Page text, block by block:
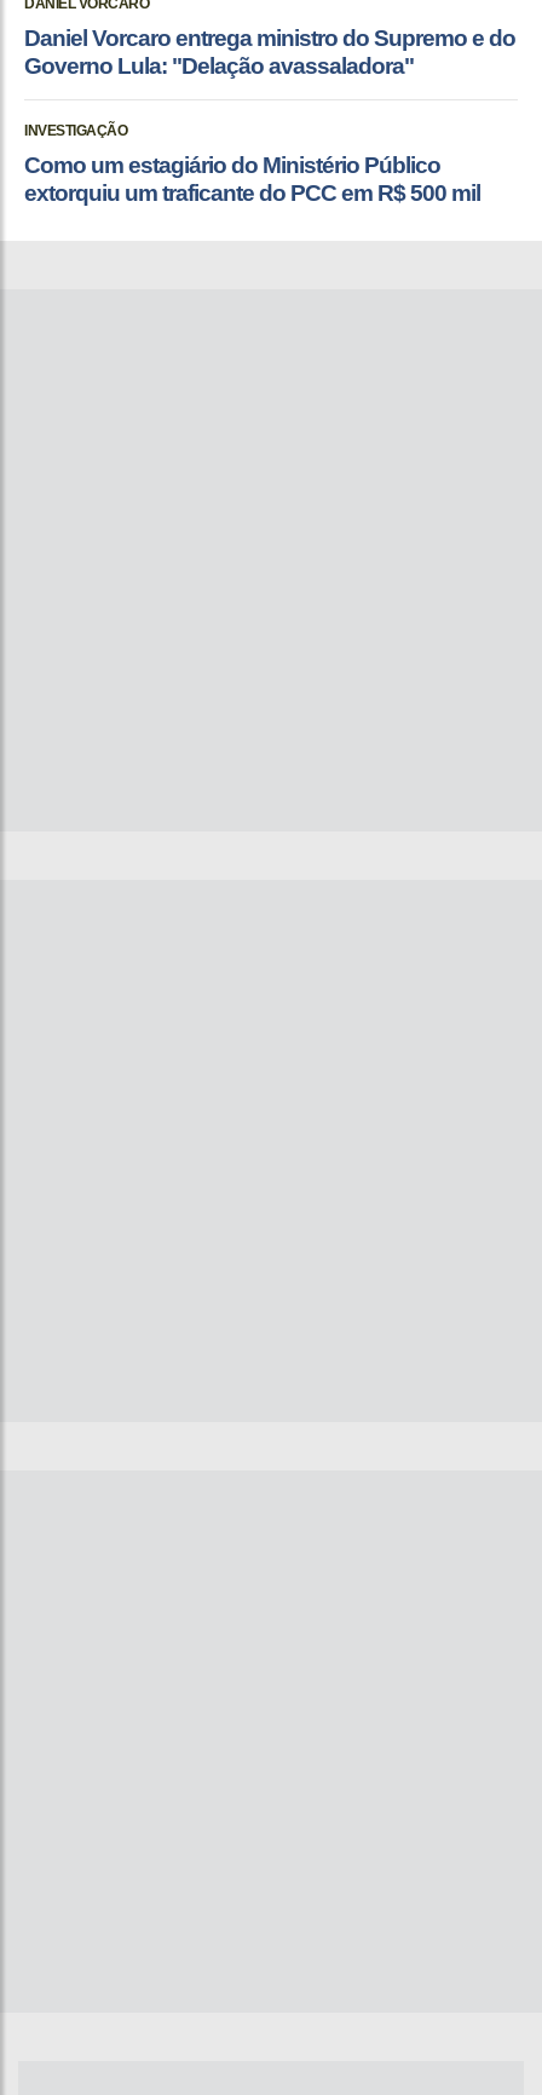
DANIEL VORCARO
Daniel Vorcaro entrega ministro do Supremo e do
Governo Lula: "Delação avassaladora"
INVESTIGAÇÃO
Como um estagiário do Ministério Público
extorquiu um traficante do PCC em R$ 500 mil